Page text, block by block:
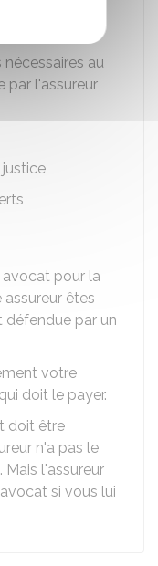
au
par l'assureur
justice
avocat pour la
êtes
défendue par un
votre
doit le payer.
doit être
n'a pas le
l'assureur
si vous lui